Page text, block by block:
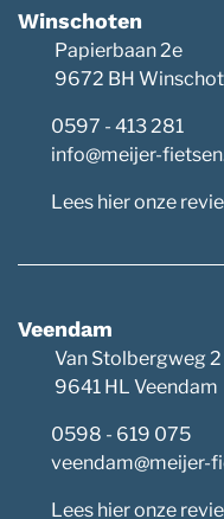
Winschoten
Papierbaan 2e
9672 BH
0597 - 413 281
info@meijer-
Lees hier onze
Veendam
Van Stolbergweg 2
9641 HL Veendam
0598 - 619 075
veendam@meijer-
Lees hier onze